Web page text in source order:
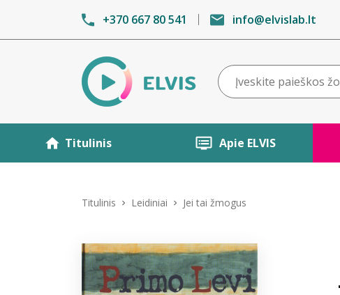
+370 667 80 541 info@elvislab.lt
Titulinis Apie ELVIS
Titulinis Leidiniai Jei tai žmogus